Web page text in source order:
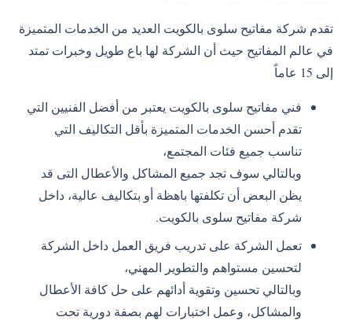
تقدم شركة مفاتيح سلوى بالكويت العديد من الخدمات المتميزة
في عالم المفاتيح حيث أن الشركة لها باع طويل وخبرات تمتد
إلى 15 عاماً
فني مفاتيح سلوى بالكويت يعتبر من أفضل الفنيين التي
تقدم أحسن الخدمات المتميزة بأقل التكاليف التي
تناسب جميع فئات المجتمع،
وبالتالي سوف تجد جميع المشاكل والأعطال التى قد
يظن البعض أن تكلفتها باهظة أو بتكاليف عالية، داخل
شركة مفاتيح سلوى بالكويت.
تعمل الشركة على تدريب فريق العمل داخل الشركة
لتحسين مستواهم والتطوير المهني،
وبالتالي تحسين وتقوية أدائهم على حل كافة الأعطال
والمشاكل، وعمل اختبارات لهم بصفة دورية تحت